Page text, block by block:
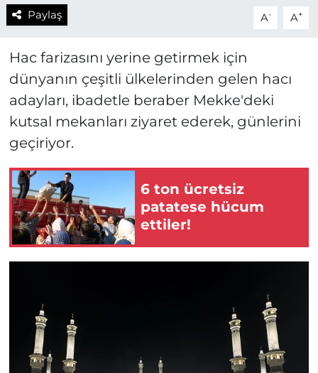
Paylaş A- A+
Hac farizasını yerine getirmek için
dünyanın çeşitli ülkelerinden gelen hacı
adayları, ibadetle beraber Mekke'deki
kutsal mekanları ziyaret ederek, günlerini
geçiriyor.
6 ton ücretsiz
patatese hücum
ettiler!